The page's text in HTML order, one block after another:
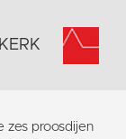
zes proosdijen